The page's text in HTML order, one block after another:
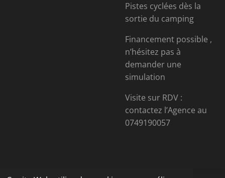
Pistes cyclées dès la
sortie du camping
Financement possible ,
n’hésitez pas à
demander une
simulation
Visite sur RDV :
contactez l’Agence au
0749190057